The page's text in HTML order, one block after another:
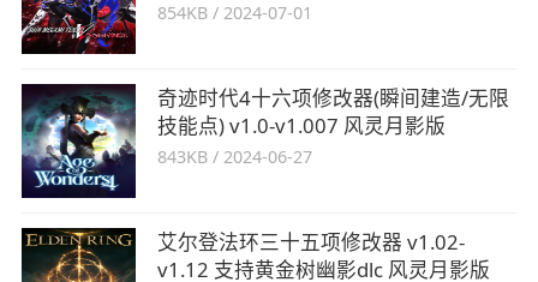
854KB /2024-07-01
奇迹时代4十六项修改器(瞬间建造/无限
技能点) v1.0-v1.007 风灵月影版
843KB /2024-06-27
艾尔登法环三十五项修改器 v1.02-
v1.12 支持黄金树幽影dlc 风灵月影版